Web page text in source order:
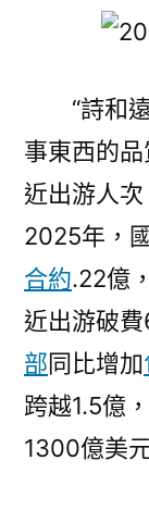
“詩和
事東西的
近出游人
2025年，
合約.22億
近出游破費
部同比增加
跨越1.5億
1300億美